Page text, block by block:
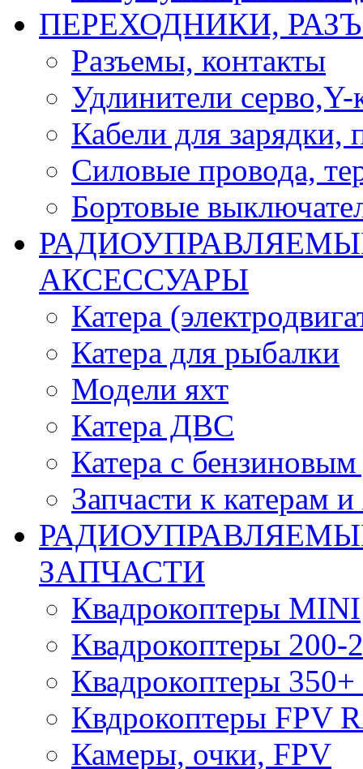
ПЕРЕХОДНИКИ,
Разъемы, контакты
Удлинители серво,Y-
Кабели для зарядки,
Силовые провода,
Бортовые
АКСЕССУАРЫ
Катера
Катера для рыбалки
Модели яхт
Катера ДВС
Катера с бензиновым
Запчасти к катерам
ЗАПЧАСТИ
Квадрокоптеры MINI
Квадрокоптеры 200-
Квадрокоптеры 350+
Квдрокоптеры FPV
Камеры, очки, FPV